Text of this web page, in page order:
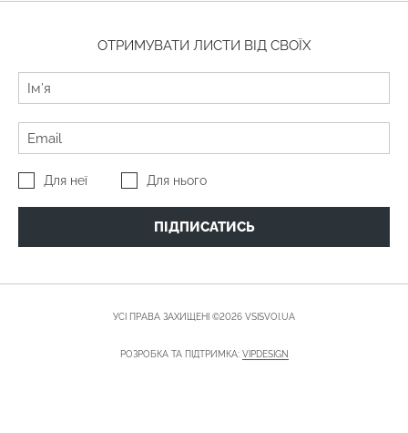
ОТРИМУВАТИ ЛИСТИ ВІД СВОЇХ
Для неї Для нього
ПІДПИСАТИСЬ
УСІ ПРАВА ЗАХИЩЕНІ ©2026 VSISVOI.UA
РОЗРОБКА ТА ПІДТРИМКА: VIPDESIGN